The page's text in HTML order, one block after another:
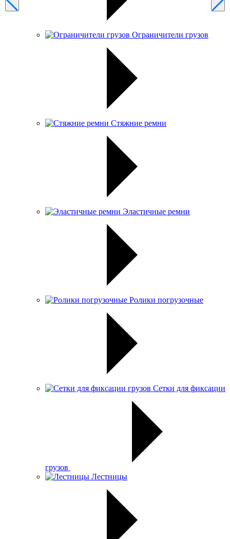
Ограничители грузов
Стяжние ремни
Эластичные ремни
Ролики погрузочные
Сетки для фиксации
грузов
Лестницы